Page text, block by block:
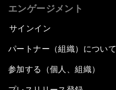
エンゲージメント
サインイン
パートナー（組織）について
参加する（個人、組織）